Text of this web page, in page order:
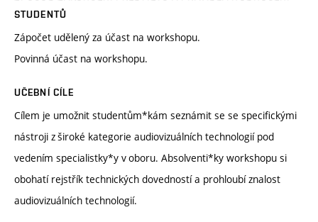
STUDENTŮ
Zápočet udělený za účast na workshopu.
Povinná účast na workshopu.
UČEBNÍ CÍLE
Cílem je umožnit studentům*kám seznámit se se specifickými
nástroji z široké kategorie audiovizuálních technologií pod
vedením specialistky*y v oboru. Absolventi*ky workshopu si
obohatí rejstřík technických dovedností a prohloubí znalost
audiovizuálních technologií.